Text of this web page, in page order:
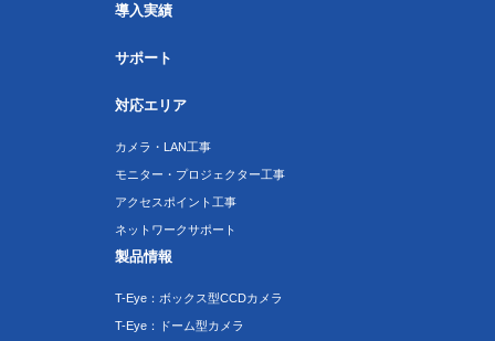
導入実績
サポート
対応エリア
カメラ・LAN工事
モニター・プロジェクター工事
アクセスポイント工事
ネットワークサポート
製品情報
T-Eye：ボックス型CCDカメラ
T-Eye：ドーム型カメラ